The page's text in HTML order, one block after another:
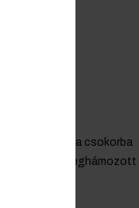
hagymát és a csokorba
és három meghámozott
percig.